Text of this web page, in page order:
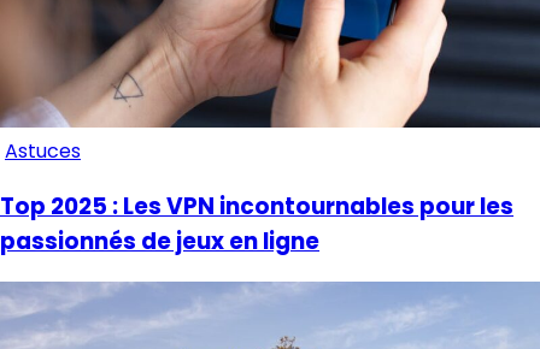
Astuces
Top 2025 : Les VPN incontournables pour les
passionnés de jeux en ligne